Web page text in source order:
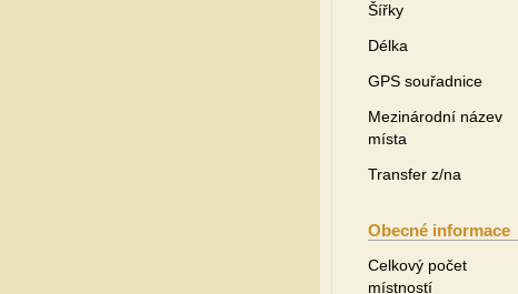
Šířky
Délka
GPS souřadnice
Mezinárodní název
místa
Transfer z/na
Obecné informace
Celkový počet
místností